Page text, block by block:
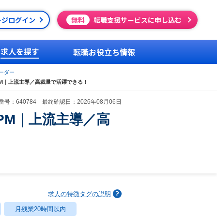
ログイン 無料 転職支援サービスに申し込む
求人を探す 転職お役立ち情報
ダー
上流主導／高裁量で活躍できる！
号：640784 最終確認日：2026年08月06日
｜上流主導／高
求人の特徴タグの説明
月残業20時間以内